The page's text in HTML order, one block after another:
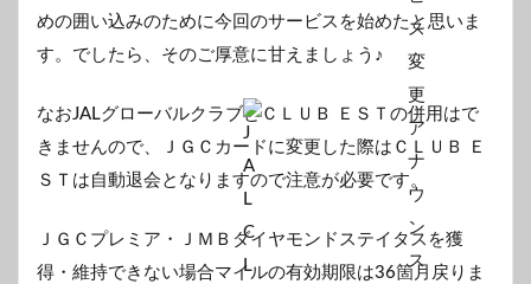
めの囲い込みのために今回のサービスを始めたと思いま
す。でしたら、そのご厚意に甘えましょう♪
なおJALグローバルクラブとＣＬＵＢ ＥＳＴの併用はで
きませんので、ＪＧＣカードに変更した際はＣＬＵＢ Ｅ
ＳＴは自動退会となりますので注意が必要です。
ＪＧＣプレミア・ＪＭＢダイヤモンドステイタスを獲
得・維持できない場合マイルの有効期限は36箇月戻りま